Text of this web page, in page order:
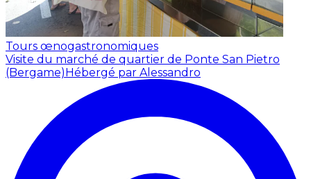
Tours œnogastronomiques
Visite du marché de quartier de Ponte San Pietro
(Bergame)Hébergé par Alessandro